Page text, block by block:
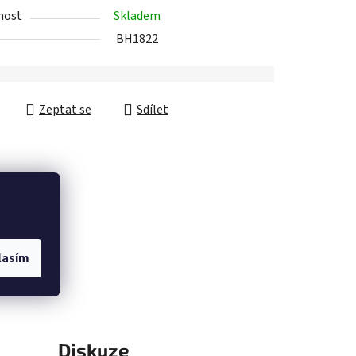
Skladem
BH1822
Zeptat se Sdílet
Diskuze